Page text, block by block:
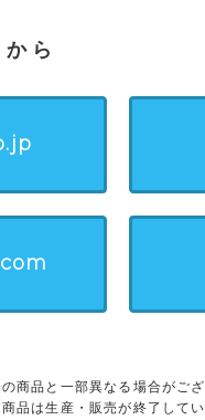
ら
商品と一部異なる場合がご
品は生産・販売が終了して